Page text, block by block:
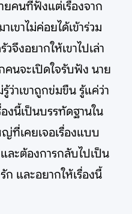
คนที่ฟังแต่เรื่องจาก
เขาไม่ค่อยได้เข้าร่วม
จึงอยากให้เขาไปเล่า
คนจะเปิดใจรับฟัง นาย
ว่าเขาถูกข่มขืน รู้แค่ว่า
องนี้เป็นบรรทัดฐานใน
ที่เคยเจอเรื่องแบบ
ละต้องการกลับไปเป็น
และอยากให้เรื่องนี้